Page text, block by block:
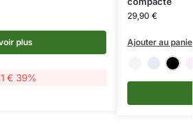
plus
€ 39%
29,90 €
Ajouter au